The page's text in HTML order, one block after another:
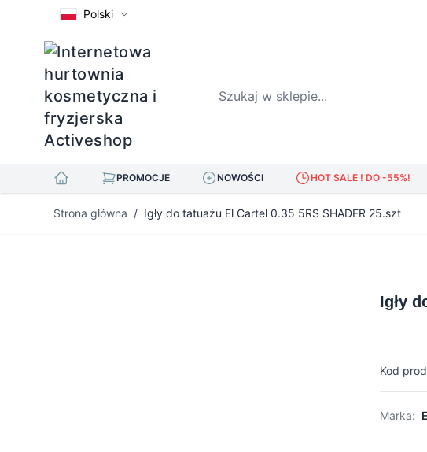
Polski
Szukaj w sklepie...
PROMOCJE NOWOŚCI HOT SALE ! DO -55%!
Strona główna / Igły do tatuażu El Cartel 0.35 5RS SHADER 25.szt
Igły
Kod
Marka: